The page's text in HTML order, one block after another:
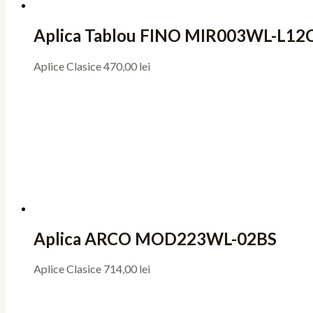
Aplica Tablou FINO MIR003WL-
Aplice Clasice470,00 lei
Aplica ARCO MOD223WL-02BS
Aplice Clasice 714,00 lei